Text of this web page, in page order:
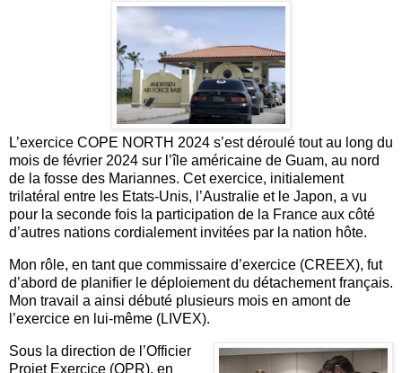
L’exercice COPE NORTH 2024 s’est déroulé tout au long du
mois de février 2024 sur l’île américaine de Guam, au nord
de la fosse des Mariannes. Cet exercice, initialement
trilatéral entre les Etats-Unis, l’Australie et le Japon, a vu
pour la seconde fois la participation de la France aux côté
d’autres nations cordialement invitées par la nation hôte.
Mon rôle, en tant que commissaire d’exercice (CREEX), fut
d’abord de planifier le déploiement du détachement français.
Mon travail a ainsi débuté plusieurs mois en amont de
l’exercice en lui-même (LIVEX).
Sous la direction de l’Officier
Projet Exercice (OPR), en